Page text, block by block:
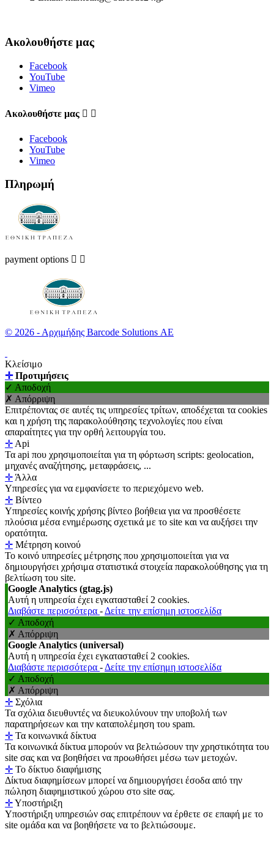
Ακολουθήστε μας
Facebook
YouTube
Vimeo
Aκολουθήστε μας  
Facebook
YouTube
Vimeo
Πληρωμή
payment options  
© 2026 - Αρχιμήδης Barcode Solutions ΑΕ
Κλείσιμο
✛Προτιμήσεις
✓ Αποδοχή
✗ Απόρριψη
Επιτρέποντας σε αυτές τις υπηρεσίες τρίτων, αποδέχεται τα cookies
και η χρήση της παρακολούθησης τεχνολογίες που είναι
απαραίτητες για την ορθή λειτουργία του.
✛ Api
Τα api που χρησιμοποιείται για τη φόρτωση scripts: geolocation,
μηχανές αναζήτησης, μεταφράσεις, ...
✛ Άλλα
Υπηρεσίες για να εμφανίσετε το περιεχόμενο web.
✛ Βίντεο
Υπηρεσίες κοινής χρήσης βίντεο βοήθεια για να προσθέσετε
πλούσια μέσα ενημέρωσης σχετικά με το site και να αυξήσει την
ορατότητα.
✛ Μέτρηση κοινού
Το κοινό υπηρεσίες μέτρησης που χρησιμοποιείται για να
δημιουργήσει χρήσιμα στατιστικά στοιχεία παρακολούθησης για τη
βελτίωση του site.
Google Analytics (gtag.js)
Αυτή η υπηρεσία έχει εγκατασταθεί 2 cookies.
Διαβάστε περισσότερα - Δείτε την επίσημη ιστοσελίδα
✓ Αποδοχή
✗ Απόρριψη
Google Analytics (universal)
Αυτή η υπηρεσία έχει εγκατασταθεί 2 cookies.
Διαβάστε περισσότερα - Δείτε την επίσημη ιστοσελίδα
✓ Αποδοχή
✗ Απόρριψη
✛ Σχόλια
Τα σχόλια διευθυντές να διευκολύνουν την υποβολή των
παρατηρήσεων και την καταπολέμηση του spam.
✛ Τα κοινωνικά δίκτυα
Τα κοινωνικά δίκτυα μπορούν να βελτιώσουν την χρηστικότητα του
site σας και να βοηθήσει να προωθήσει μέσω των μετοχών.
✛ Το δίκτυο διαφήμισης
Δίκτυα διαφημίσεων μπορεί να δημιουργήσει έσοδα από την
πώληση διαφημιστικού χώρου στο site σας.
✛Υποστήριξη
Υποστήριξη υπηρεσιών σας επιτρέπουν να έρθετε σε επαφή με το
site ομάδα και να βοηθήσετε να το βελτιώσουμε.